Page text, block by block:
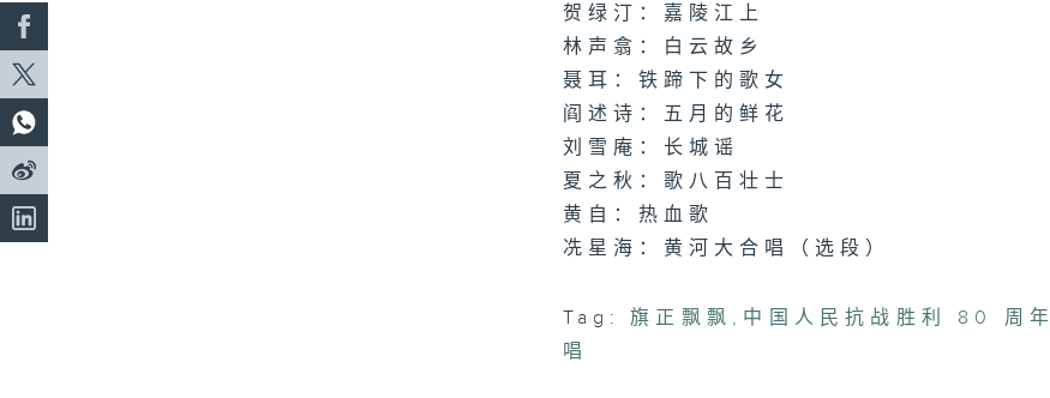
贺绿汀：嘉陵江上
林声翕：白云故乡
聂耳：铁蹄下的歌女
阎述诗：五月的鲜花
刘雪庵：长城谣
夏之秋：歌八百壮士
黄自：热血歌
冼星海：黄河大合唱（选段）
Tag: 旗正飘飘 , 中国人民抗战胜利 80 周年
唱